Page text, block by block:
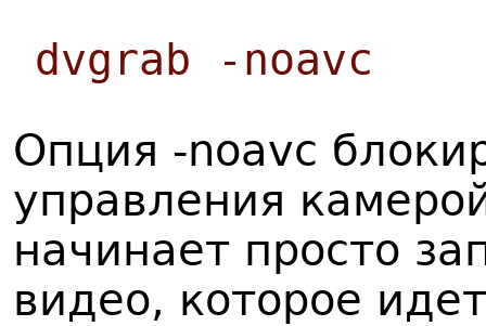
dvgrab -noavc
Опция -noavc
управления
начинает просто
видео, которое